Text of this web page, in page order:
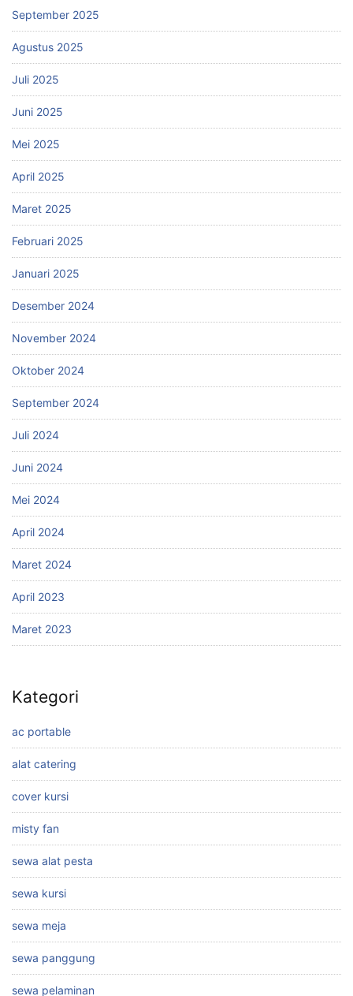
September 2025
Agustus 2025
Juli 2025
Juni 2025
Mei 2025
April 2025
Maret 2025
Februari 2025
Januari 2025
Desember 2024
November 2024
Oktober 2024
September 2024
Juli 2024
Juni 2024
Mei 2024
April 2024
Maret 2024
April 2023
Maret 2023
Kategori
ac portable
alat catering
cover kursi
misty fan
sewa alat pesta
sewa kursi
sewa meja
sewa panggung
sewa pelaminan